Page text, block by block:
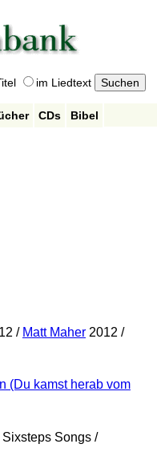
im Liedtext
CDs
Bibel
/ Matt Maher2012 /
(Du kamst herab vom
Songs /